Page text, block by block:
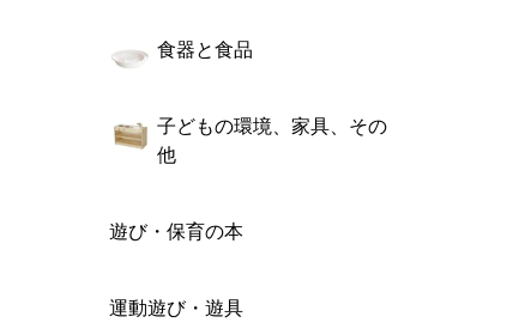
食器と食品
子どもの環境、家具、その
他
遊び・保育の本
運動遊び・遊具